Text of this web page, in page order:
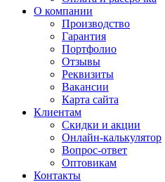
О компании
Производство
Гарантия
Портфолио
Отзывы
Реквизиты
Вакансии
Карта сайта
Клиентам
Скидки и акции
Онлайн-калькулятор
Вопрос-ответ
Оптовикам
Контакты